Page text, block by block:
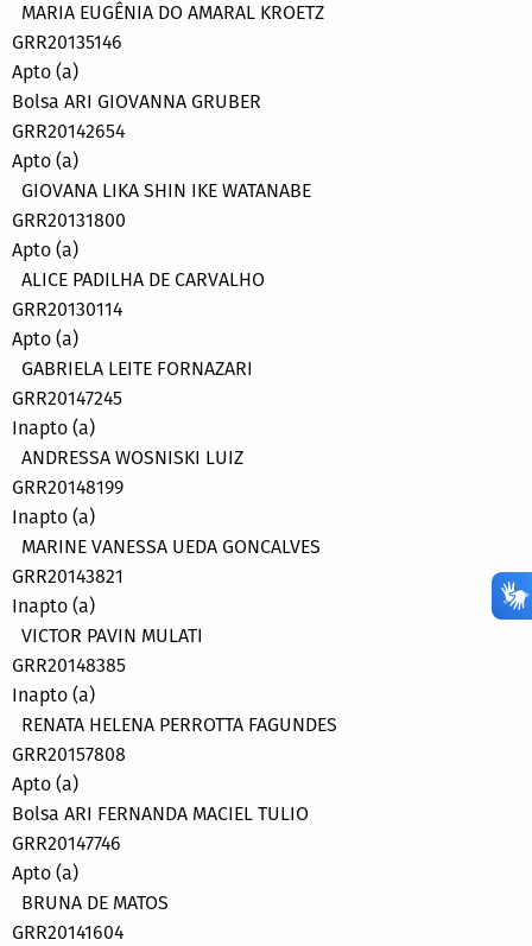
MARIA EUGÊNIA DO AMARAL KROETZ
GRR20135146
Apto (a)
Bolsa ARI GIOVANNA GRUBER
GRR20142654
Apto (a)
GIOVANA LIKA SHIN IKE WATANABE
GRR20131800
Apto (a)
ALICE PADILHA DE CARVALHO
GRR20130114
Apto (a)
GABRIELA LEITE FORNAZARI
GRR20147245
Inapto (a)
ANDRESSA WOSNISKI LUIZ
GRR20148199
Inapto (a)
MARINE VANESSA UEDA GONCALVES
GRR20143821
Inapto (a)
VICTOR PAVIN MULATI
GRR20148385
Inapto (a)
RENATA HELENA PERROTTA FAGUNDES
GRR20157808
Apto (a)
Bolsa ARI FERNANDA MACIEL TULIO
GRR20147746
Apto (a)
BRUNA DE MATOS
GRR20141604